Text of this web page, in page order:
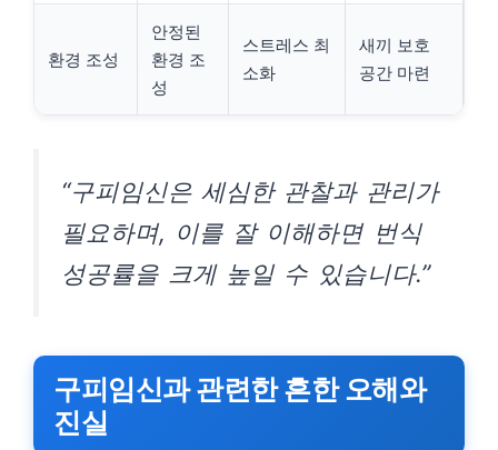
환경 조성
안정된
환경 조
성
스트레스 최
소화
새끼 보호
공간 마련
“구피임신은 세심한 관찰과 관리가
필요하며, 이를 잘 이해하면 번식
성공률을 크게 높일 수 있습니다.”
구피임신과 관련한 흔한 오해와
진실